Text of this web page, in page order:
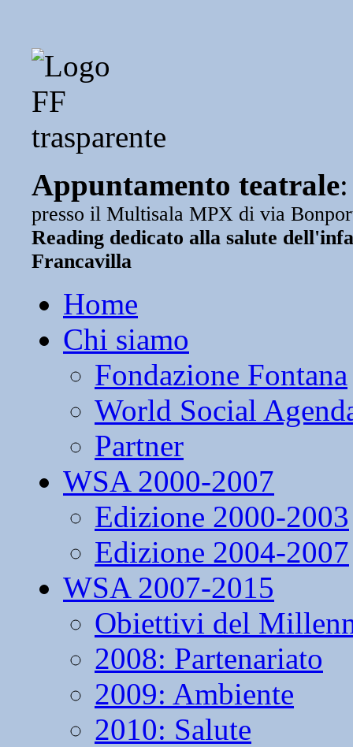
Appuntamento teatrale
presso il Multisala MPX di via
Reading dedicato alla salute
Francavilla
Home
Chi siamo
Fondazione Fontana
World Social
Partner
WSA 2000-2007
Edizione 2000-2003
Edizione 2004-2007
WSA 2007-2015
Obiettivi del
2008: Partenariato
2009: Ambiente
2010: Salute